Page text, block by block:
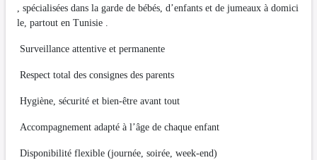
, spécialisées dans la garde de bébés, d’enfants et de jumeaux à domici
le, partout en Tunisie .
Surveillance attentive et permanente
Respect total des consignes des parents
Hygiène, sécurité et bien-être avant tout
Accompagnement adapté à l’âge de chaque enfant
Disponibilité flexible (journée, soirée, week-end)